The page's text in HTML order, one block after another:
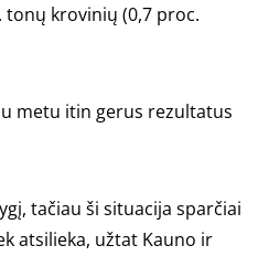
tonų krovinių (0,7 proc.
metu itin gerus rezultatus
tačiau ši situacija sparčiai
atsilieka, užtat Kauno ir